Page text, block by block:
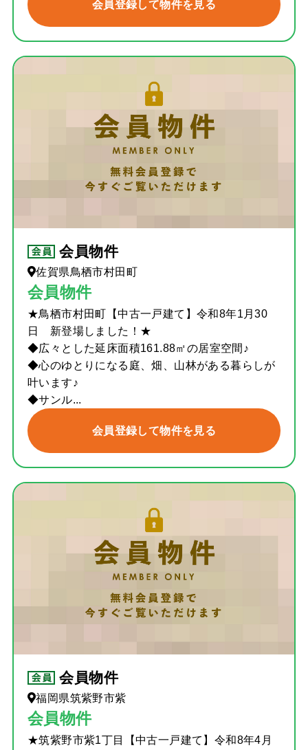
会員登録して物件を見る
会員物件
佐賀県鳥栖市村田町
会員物件
★鳥栖市村田町【中古一戸建て】令和8年1月30
日 新登場しました！★
◆広々とした延床面積161.88㎡の居室空間♪
◆心のゆとりになる庭、畑、山林がある暮らしが
叶います♪
◆サンル...
会員登録して物件を見る
会員物件
福岡県筑紫野市紫
会員物件
★筑紫野市紫1丁目【中古一戸建て】令和8年4月